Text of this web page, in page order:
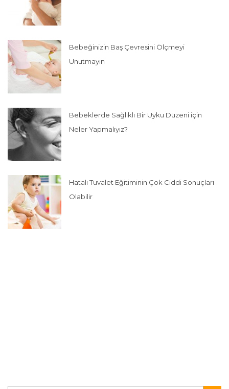
Bebeğinizin Baş Çevresini Ölçmeyi
Unutmayın
Bebeklerde Sağlıklı Bir Uyku Düzeni için
Neler Yapmalıyız?
Hatalı Tuvalet Eğitiminin Çok Ciddi Sonuçları
Olabilir